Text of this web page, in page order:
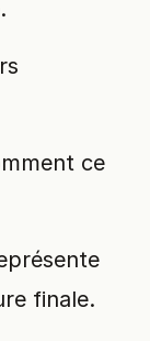
ce
finale.